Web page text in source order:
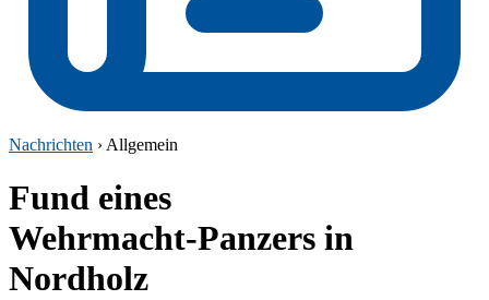
Nachrichten › Allgemein
Fund eines
Wehrmacht‑Panzers in
Nordholz